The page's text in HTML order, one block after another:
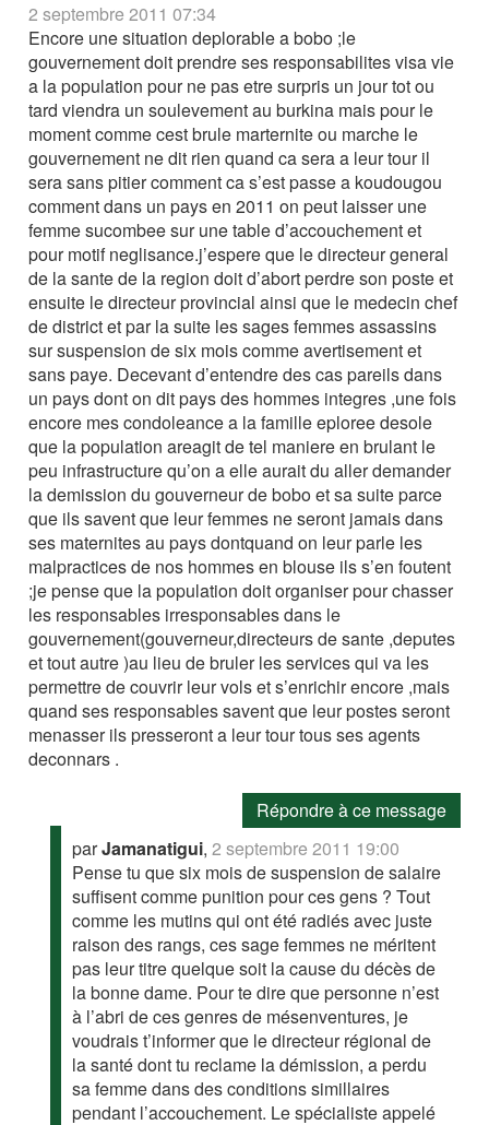
2 septembre 2011 07:34
Encore une situation deplorable a bobo ;le
gouvernement doit prendre ses responsabilites visa vie
a la population pour ne pas etre surpris un jour tot ou
tard viendra un soulevement au burkina mais pour le
moment comme cest brule marternite ou marche le
gouvernement ne dit rien quand ca sera a leur tour il
sera sans pitier comment ca s’est passe a koudougou
comment dans un pays en 2011 on peut laisser une
femme sucombee sur une table d’accouchement et
pour motif neglisance.j’espere que le directeur general
de la sante de la region doit d’abort perdre son poste et
ensuite le directeur provincial ainsi que le medecin chef
de district et par la suite les sages femmes assassins
sur suspension de six mois comme avertisement et
sans paye. Decevant d’entendre des cas pareils dans
un pays dont on dit pays des hommes integres ,une fois
encore mes condoleance a la famille eploree desole
que la population areagit de tel maniere en brulant le
peu infrastructure qu’on a elle aurait du aller demander
la demission du gouverneur de bobo et sa suite parce
que ils savent que leur femmes ne seront jamais dans
ses maternites au pays dontquand on leur parle les
malpractices de nos hommes en blouse ils s’en foutent
;je pense que la population doit organiser pour chasser
les responsables irresponsables dans le
gouvernement(gouverneur,directeurs de sante ,deputes
et tout autre )au lieu de bruler les services qui va les
permettre de couvrir leur vols et s’enrichir encore ,mais
quand ses responsables savent que leur postes seront
menasser ils presseront a leur tour tous ses agents
deconnars .
Répondre à ce message
parJamanatigui,2 septembre 2011 19:00
Pense tu que six mois de suspension de salaire
suffisent comme punition pour ces gens ? Tout
comme les mutins qui ont été radiés avec juste
raison des rangs, ces sage femmes ne méritent
pas leur titre quelque soit la cause du décès de
la bonne dame. Pour te dire que personne n’est
à l’abri de ces genres de mésenventures, je
voudrais t’informer que le directeur régional de
la santé dont tu reclame la démission, a perdu
sa femme dans des conditions simillaires
pendant l’accouchement. Le spécialiste appelé